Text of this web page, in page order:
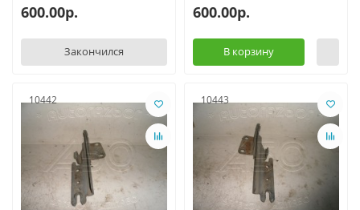
600.00р.
Закончился
600.00р.
В корзину
10442 10443